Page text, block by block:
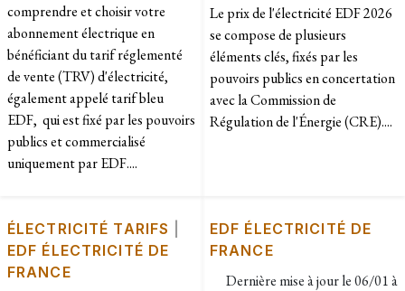
comprendre et choisir votre
abonnement électrique en
bénéficiant du tarif réglementé
de vente (TRV) d'électricité,
également appelé tarif bleu
EDF, qui est fixé par les pouvoirs
publics et commercialisé
uniquement par EDF....
Le prix de l'électricité EDF 2026
se compose de plusieurs
éléments clés, fixés par les
pouvoirs publics en concertation
avec la Commission de
Régulation de l'Énergie (CRE)....
ÉLECTRICITÉ TARIFS
EDF ÉLECTRICITÉ DE
FRANCE
EDF ÉLECTRICITÉ DE
FRANCE
Dernière mise à jour le06/01 à